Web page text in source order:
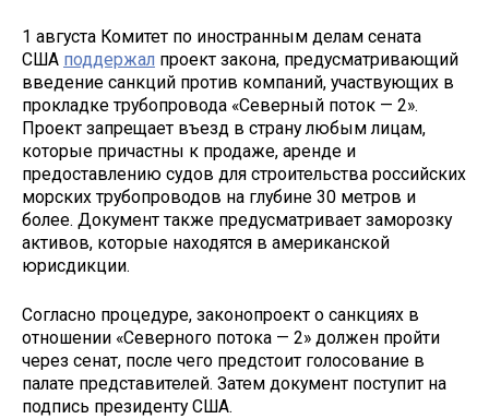
1 августа Комитет по иностранным делам сената
США поддержал проект закона, предусматривающий
введение санкций против компаний, участвующих в
прокладке трубопровода «Северный поток — 2».
Проект запрещает въезд в страну любым лицам,
которые причастны к продаже, аренде и
предоставлению судов для строительства российских
морских трубопроводов на глубине 30 метров и
более. Документ также предусматривает заморозку
активов, которые находятся в американской
юрисдикции.
Согласно процедуре, законопроект о санкциях в
отношении «Северного потока — 2» должен пройти
через сенат, после чего предстоит голосование в
палате представителей. Затем документ поступит на
подпись президенту США.